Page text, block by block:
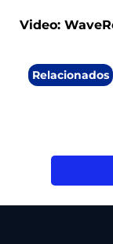
Video:
Relacionados